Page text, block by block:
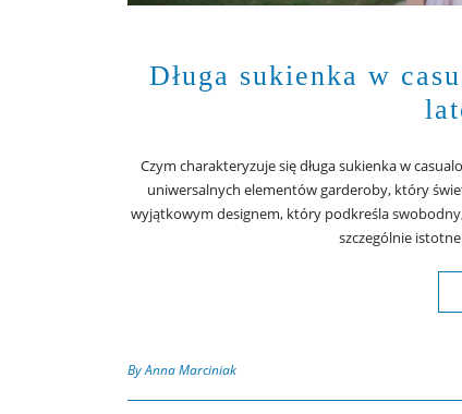
Długa sukienka w
Czym charakteryzuje się długa sukienka w
uniwersalnych elementów garderoby, który
wyjątkowym designem, który podkreśla
szczególnie
By Anna Marciniak